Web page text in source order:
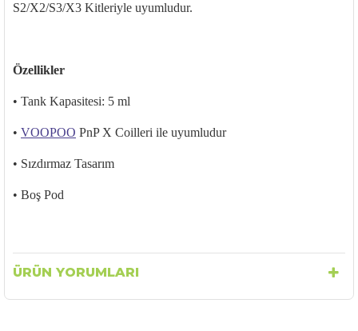
S2/X2/S3/X3 Kitleriyle uyumludur.
Özellikler
• Tank Kapasitesi: 5 ml
• VOOPOO PnP X Coilleri ile uyumludur
• Sızdırmaz Tasarım
• Boş Pod
ÜRÜN YORUMLARI